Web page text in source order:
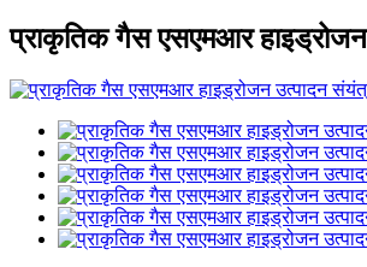
प्राकृतिक गैस एसएमआर